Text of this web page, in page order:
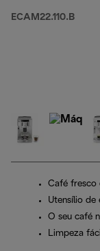
ECAM22.110.B
Café fresco
Utensílio de
O seu café
Limpeza